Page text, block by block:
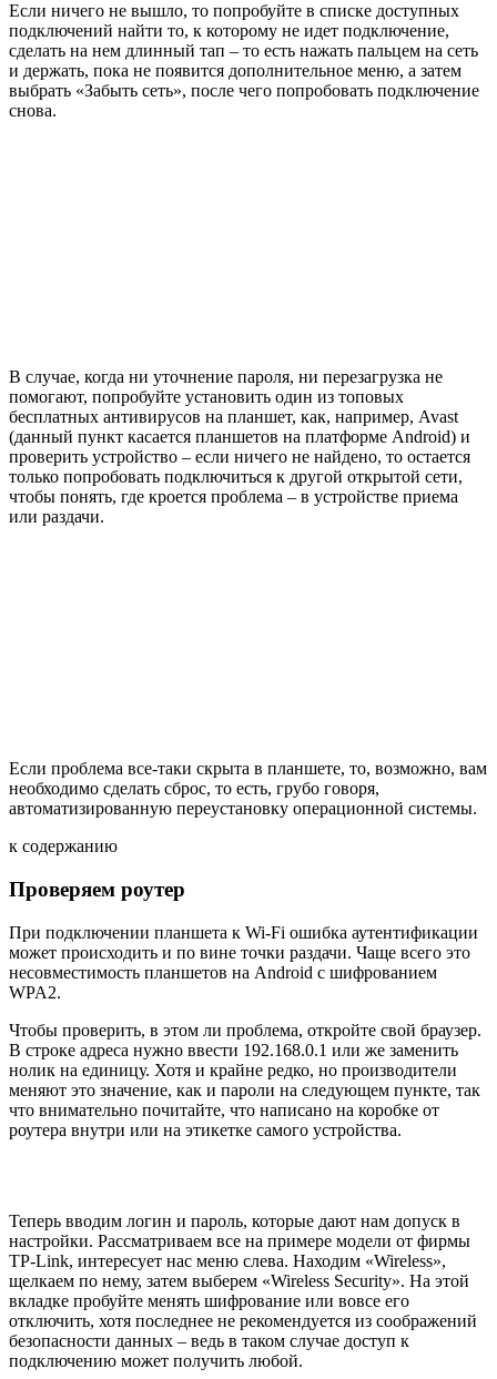
Если ничего не вышло, то попробуйте в списке доступных
подключений найти то, к которому не идет подключение,
сделать на нем длинный тап – то есть нажать пальцем на сеть
и держать, пока не появится дополнительное меню, а затем
выбрать «Забыть сеть», после чего попробовать подключение
снова.
В случае, когда ни уточнение пароля, ни перезагрузка не
помогают, попробуйте установить один из топовых
бесплатных антивирусов на планшет, как, например, Avast
(данный пункт касается планшетов на платформе Android) и
проверить устройство – если ничего не найдено, то остается
только попробовать подключиться к другой открытой сети,
чтобы понять, где кроется проблема – в устройстве приема
или раздачи.
Если проблема все-таки скрыта в планшете, то, возможно, вам
необходимо сделать сброс, то есть, грубо говоря,
автоматизированную переустановку операционной системы.
к содержанию
Проверяем роутер
При подключении планшета к Wi-Fi ошибка аутентификации
может происходить и по вине точки раздачи. Чаще всего это
несовместимость планшетов на Android с шифрованием
WPA2.
Чтобы проверить, в этом ли проблема, откройте свой браузер.
В строке адреса нужно ввести 192.168.0.1 или же заменить
нолик на единицу. Хотя и крайне редко, но производители
меняют это значение, как и пароли на следующем пункте, так
что внимательно почитайте, что написано на коробке от
роутера внутри или на этикетке самого устройства.
Теперь вводим логин и пароль, которые дают нам допуск в
настройки. Рассматриваем все на примере модели от фирмы
TP-Link, интересует нас меню слева. Находим «Wireless»,
щелкаем по нему, затем выберем «Wireless Security». На этой
вкладке пробуйте менять шифрование или вовсе его
отключить, хотя последнее не рекомендуется из соображений
безопасности данных – ведь в таком случае доступ к
подключению может получить любой.